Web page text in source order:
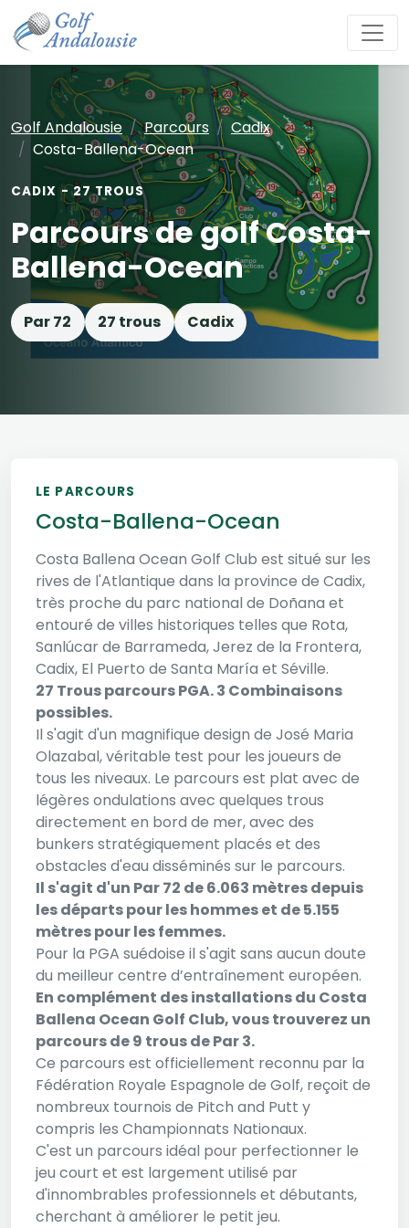
Golf Andalousie Parcours
Cadix
Costa-Ballena-Ocean
CADIX - 27 TROUS
Parcours de golf Costa-
Ballena-Ocean
Par 72 27 trous Cadix
LE PARCOURS
Costa-Ballena-Ocean
Costa Ballena Ocean Golf Club est situé sur les
rives de l'Atlantique dans la province de Cadix,
très proche du parc national de Doñana et
entouré de villes historiques telles que Rota,
Sanlúcar de Barrameda, Jerez de la Frontera,
Cadix, El Puerto de Santa María et Séville.
27 Trous parcours PGA. 3 Combinaisons
possibles.
Il s'agit d'un magnifique design de José Maria
Olazabal, véritable test pour les joueurs de
tous les niveaux. Le parcours est plat avec de
légères ondulations avec quelques trous
directement en bord de mer, avec des
bunkers stratégiquement placés et des
obstacles d'eau disséminés sur le parcours.
Il s'agit d'un Par 72 de 6.063 mètres depuis
les départs pour les hommes et de 5.155
mètres pour les femmes.
Pour la PGA suédoise il s'agit sans aucun doute
du meilleur centre d’entraînement européen.
En complément des installations du Costa
Ballena Ocean Golf Club, vous trouverez un
parcours de 9 trous de Par 3.
Ce parcours est officiellement reconnu par la
Fédération Royale Espagnole de Golf, reçoit de
nombreux tournois de Pitch and Putt y
compris les Championnats Nationaux.
C'est un parcours idéal pour perfectionner le
jeu court et est largement utilisé par
d'innombrables professionnels et débutants,
cherchant à améliorer le petit jeu.